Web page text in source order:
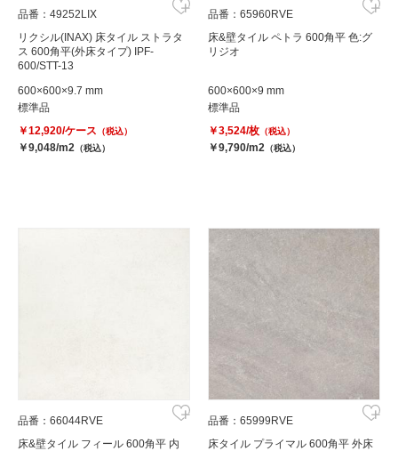
品番：49252LIX
リクシル(INAX) 床タイル ストラタ
ス 600角平(外床タイプ) IPF-
600/STT-13
600×600×9.7 mm
標準品
￥12,920/ケース （税込）
￥9,048/m2 （税込）
品番：65960RVE
床&壁タイル ペトラ 600角平 色:グ
リジオ
600×600×9 mm
標準品
￥3,524/枚 （税込）
￥9,790/m2 （税込）
品番：66044RVE
床&壁タイル フィール 600角平 内
品番：65999RVE
床タイル プライマル 600角平 外床